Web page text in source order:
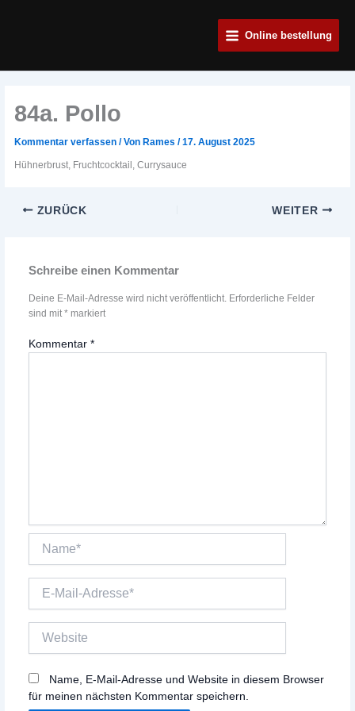
MenuOnline bestellung
84a. Pollo
Kommentar verfassen / VonRames/17. August 2025
Hühnerbrust, Fruchtcocktail, Currysauce
ZURÜCK WEITER
Schreibe einen Kommentar
Deine E-Mail-Adresse wird nicht veröffentlicht. Erforderliche Felder
sind mit* markiert
Kommentar*
Name*
Mail-
Name, E-Mail-Adresse und Website in diesem Browser
für meinen nächsten Kommentar speichern.